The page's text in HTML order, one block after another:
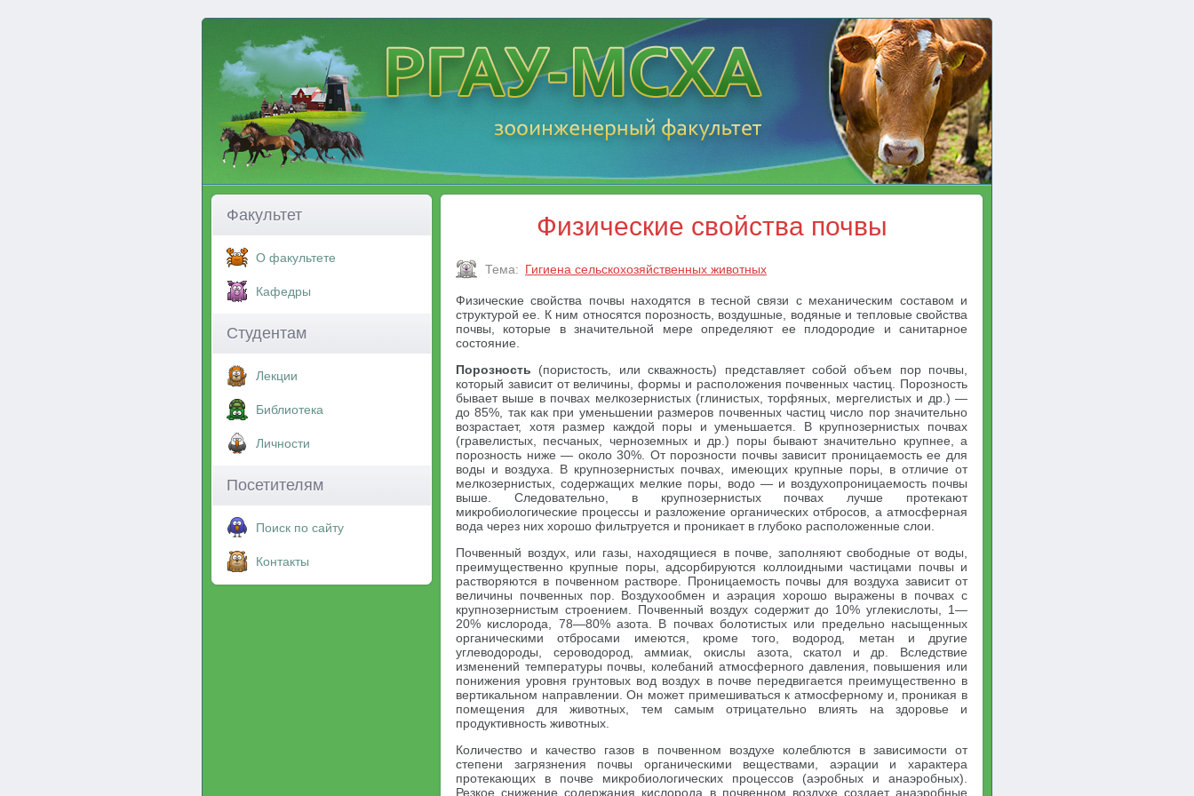
Факультет
О факультете
Кафедры
Студентам
Лекции
Библиотека
Личности
Посетителям
Поиск по сайту
Контакты
Физические свойства почвы
Тема: Гигиена сельскохозяйственных животных
Физические свойства почвы находятся в тесной связи с механическим составом и
структурой ее. К ним относятся порозность, воздушные, водяные и тепловые свойства
почвы, которые в значительной мере определяют ее плодородие и санитарное
состояние.
Порозность (пористость, или скважность) представляет собой объем пор почвы,
который зависит от величины, формы и расположения почвенных частиц. Порозность
бывает выше в почвах мелкозернистых (глинистых, торфяных, мергелистых и др.) —
до 85%, так как при уменьшении размеров почвенных частиц число пор значительно
возрастает, хотя размер каждой поры и уменьшается. В крупнозернистых почвах
(гравелистых, песчаных, черноземных и др.) поры бывают значительно крупнее, а
порозность ниже — около 30%. От порозности почвы зависит проницаемость ее для
воды и воздуха. В крупнозернистых почвах, имеющих крупные поры, в отличие от
мелкозернистых, содержащих мелкие поры, водо — и воздухопроницаемость почвы
выше. Следовательно, в крупнозернистых почвах лучше протекают
микробиологические процессы и разложение органических отбросов, а атмосферная
вода через них хорошо фильтруется и проникает в глубоко расположенные слои.
Почвенный воздух, или газы, находящиеся в почве, заполняют свободные от воды,
преимущественно крупные поры, адсорбируются коллоидными частицами почвы и
растворяются в почвенном растворе. Проницаемость почвы для воздуха зависит от
величины почвенных пор. Воздухообмен и аэрация хорошо выражены в почвах с
крупнозернистым строением. Почвенный воздух содержит до 10% углекислоты, 1—
20% кислорода, 78—80% азота. В почвах болотистых или предельно насыщенных
органическими отбросами имеются, кроме того, водород, метан и другие
углеводороды, сероводород, аммиак, окислы азота, скатол и др. Вследствие
изменений температуры почвы, колебаний атмосферного давления, повышения или
понижения уровня грунтовых вод воздух в почве передвигается преимущественно в
вертикальном направлении. Он может примешиваться к атмосферному и, проникая в
помещения для животных, тем самым отрицательно влиять на здоровье и
продуктивность животных.
Количество и качество газов в почвенном воздухе колеблются в зависимости от
степени загрязнения почвы органическими веществами, аэрации и характера
протекающих в почве микробиологических процессов (аэробных и анаэробных).
Резкое снижение содержания кислорода в почвенном воздухе создает анаэробные